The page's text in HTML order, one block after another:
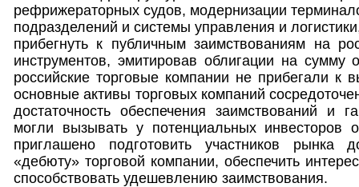
рефрижераторных судов, модернизации
подразделений и системы управления и
прибегнуть к публичным заимствованиям на
инструментов, эмитировав облигации на
российские торговые компании не прибегали к
основные активы торговых компаний
достаточность обеспечения заимствований и
могли вызывать у потенциальных инвесторов
приглашено подготовить участников рынка
«дебюту» торговой компании, обеспечить
способствовать удешевлению заимствования.